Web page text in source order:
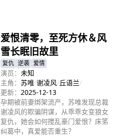
爱恨清零，至死方休＆风
雪长眠旧故里
复仇 逆袭 爱情
演员： 未知
主角： 苏唯/谢凌风/丘语兰/
更新： 2025-12-13
孕期被前妻绑架流产，苏唯发现总裁
谢凌风的欺骗阴谋，从乖乖女变狼女
复仇，她会如何搅乱豪门爱恨？床笫
纠葛中，真爱能否重生？